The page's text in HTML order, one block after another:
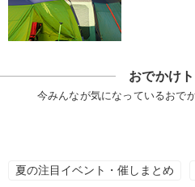
おでかけ
今みんなが気になっているおで
夏の注目イベント・催しまとめ